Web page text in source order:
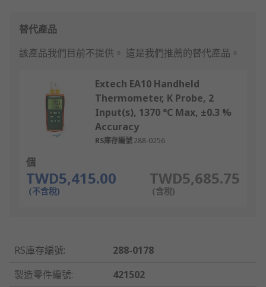
替代產品
該產品我們目前不提供。 這是我們推薦的替代產品。
Extech EA10 Handheld
Thermometer, K Probe, 2
Input(s), 1370 °C Max, ±0.3 %
Accuracy
RS庫存編號288-0256
個
TWD5,415.00
(不含稅)
TWD5,685.75
(含稅)
RS庫存編號:
288-0178
製造零件編號: 421502